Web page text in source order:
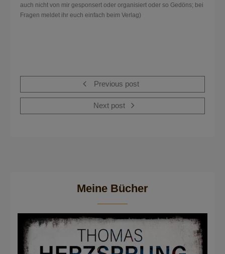
auch nicht von mir gesponsert oder organisiert oder so Gedöns; bei
Fragen meldet ihr euch einfach beim Verlag)
Previous post
Next post
Meine Bücher